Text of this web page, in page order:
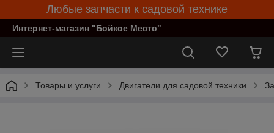
Любые запчасти к садовой технике
Интернет-магазин "Бойкое Место"
Товары и услуги Двигатели для садовой техники